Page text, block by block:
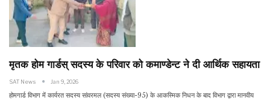
मृतक होम गार्डस् सदस्य के परिवार को कमाण्डेन्ट ने दी आर्थिक सहायता
SAT News Jan 9, 2026
होमगार्ड विभाग में कार्यरत सदस्य सांवरमल (सदस्य संख्या-95) के आकस्मिक निधन के बाद विभाग द्वारा मानवीय